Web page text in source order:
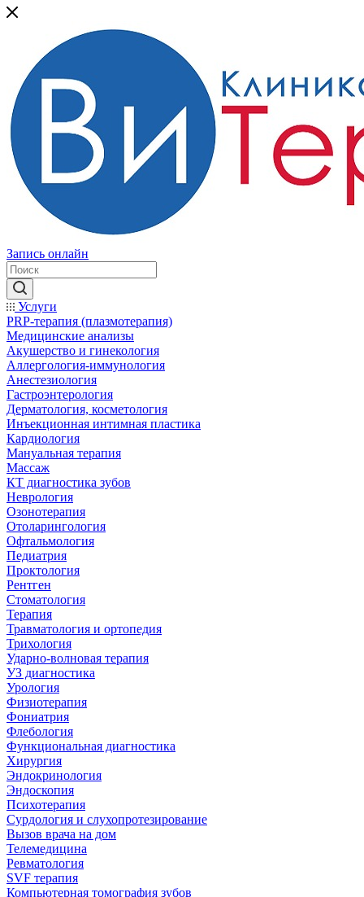
Запись онлайн
Услуги
PRP-терапия (плазмотерапия)
Медицинские анализы
Акушерство и гинекология
Аллергология-иммунология
Анестезиология
Гастроэнтерология
Дерматология, косметология
Инъекционная интимная пластика
Кардиология
Мануальная терапия
Массаж
КТ диагностика зубов
Неврология
Озонотерапия
Отоларингология
Офтальмология
Педиатрия
Проктология
Рентген
Стоматология
Терапия
Травматология и ортопедия
Трихология
Ударно-волновая терапия
УЗ диагностика
Урология
Физиотерапия
Фониатрия
Флебология
Функциональная диагностика
Хирургия
Эндокринология
Эндоскопия
Психотерапия
Сурдология и слухопротезирование
Вызов врача на дом
Телемедицина
Ревматология
SVF терапия
Компьютерная томография зубов